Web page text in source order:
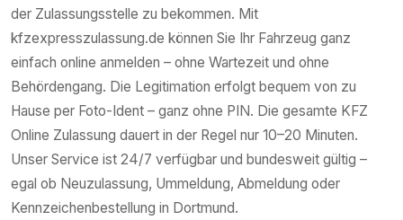
der Zulassungsstelle zu bekommen. Mit
kfzexpresszulassung.de können Sie Ihr Fahrzeug ganz
einfach online anmelden – ohne Wartezeit und ohne
Behördengang. Die Legitimation erfolgt bequem von zu
Hause per Foto-Ident – ganz ohne PIN. Die gesamte KFZ
Online Zulassung dauert in der Regel nur 10–20 Minuten.
Unser Service ist 24/7 verfügbar und bundesweit gültig –
egal ob Neuzulassung, Ummeldung, Abmeldung oder
Kennzeichenbestellung in Dortmund.